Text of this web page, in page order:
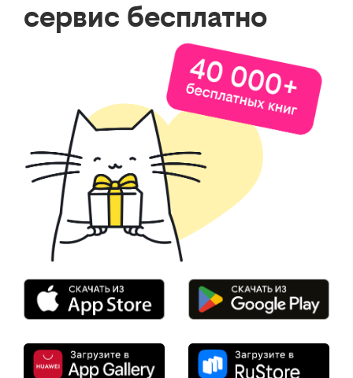
сервис бесплатно